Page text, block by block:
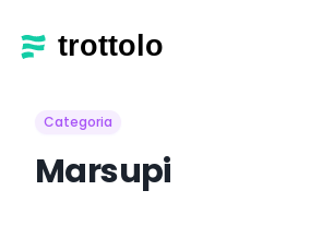
Categoria
Marsupi